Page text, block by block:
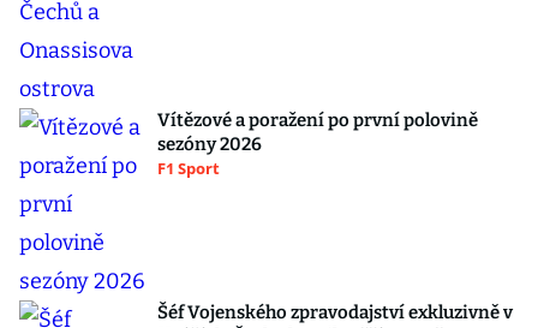
Vítězové a poražení po první polovině
sezóny 2026
F1 Sport
Šéf Vojenského zpravodajství exkluzivně v